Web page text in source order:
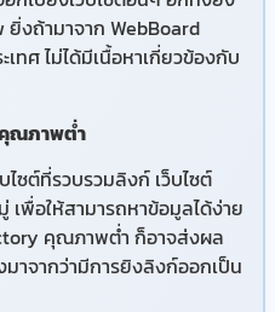
ยิ่งถ้ามาจาก WebBoard
ทศ ไม่ได้มีเนื้อหาเกี่ยวข้องกับ
ณภาพต่ำ
ซต์ที่รวบรวมลิงก์ เว็บไซต์
พื่อให้สามารถหาข้อมูลได้ง่าย
คุณภาพต่ำ ก็อาจส่งผล
าจากว่ามีการยิงลิงก์ออกเป็น